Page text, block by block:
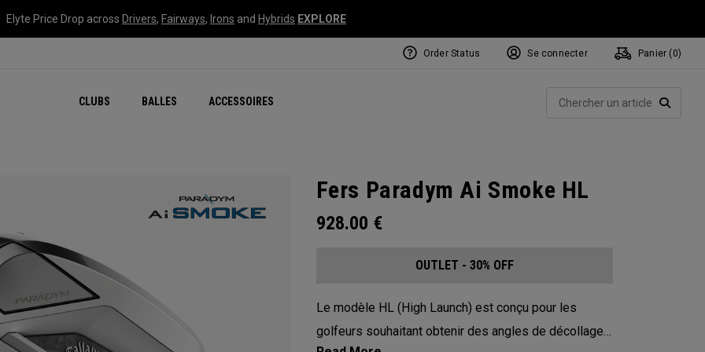
Elyte Price Drop across Drivers, Fairways, Irons and Hybrids EXPLORE
CLUBS BALLES ACCESSOIRES
Order Status Se connecter Panier ( 0)
Fers Paradym Ai Smoke HL
928.00 €
OUTLET - 30% OFF
Le modèle HL (High Launch) est conçu pour les
golfeurs souhaitant obtenir des angles de décollage